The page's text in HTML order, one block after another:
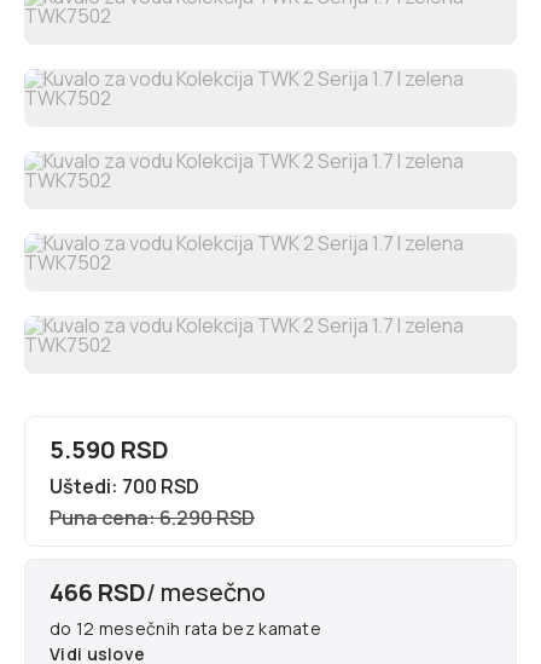
5.590 RSD
Uštedi: 700 RSD
Puna cena: 6.290 RSD
466 RSD/ mesečno
do 12 mesečnih rata bez kamate
Vidi uslove